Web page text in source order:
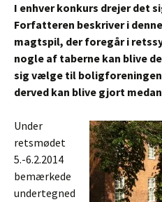
I enhver konkurs drejer det
Forfatteren beskriver i
magtspil, der foregår i
nogle af taberne kan blive
sig vælge til
derved kan blive gjort
Under
retsmødet
5.-6.2.2014
bemærkede
undertegned